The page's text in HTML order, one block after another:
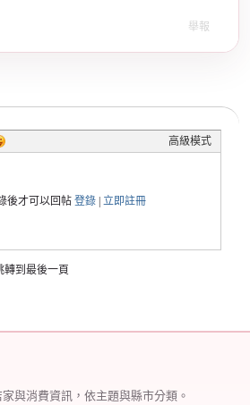
舉報
高級模式
後才可以回帖 登錄| 立即註冊
轉到最後一頁
與消費資訊，依主題與縣市分類。